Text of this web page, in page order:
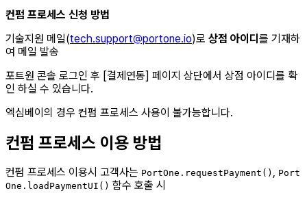
컨펌 프로세스 신청 방법
기술지원 메일(tech.support@portone.io)로 상점 아이디 를 기재하
여 메일 발송
포트원 콘솔 로그인 후 [결제연동] 페이지 상단에서 상점 아이디를 확
인 하실 수 있습니다.
엑심베이의 경우 컨펌 프로세스 사용이 불가능합니다.
컨펌 프로세스 이용 방법
컨펌 프로세스 이용시 고객사는 PortOne.requestPayment() , Port
One.loadPaymentUI() 함수 호출 시